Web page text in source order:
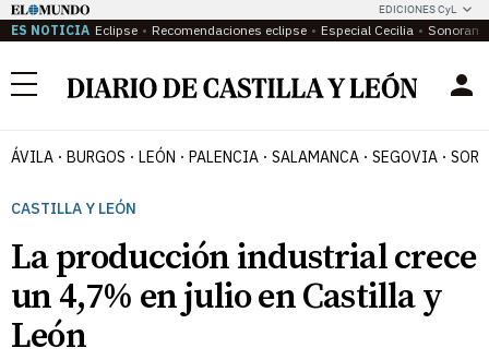
EDICIONES CyL
ES NOTICIA Eclipse Recomendaciones eclipse Especial Cecilia
Menú
ÁVILA BURGOS LEÓN PALENCIA SALAMANCA SEGOVIA
CASTILLA Y LEÓN
La producción industrial crece
un 4,7% en julio en Castilla y
León